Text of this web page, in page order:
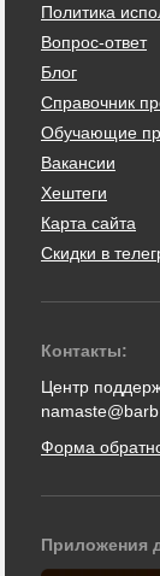
Политика
Вопрос-ответ
Блог
Справочник
Обучающие
Вакансии
Хештеги
Карта сайта
Скидки в
Контакты:
Центр
Форма
Приложения